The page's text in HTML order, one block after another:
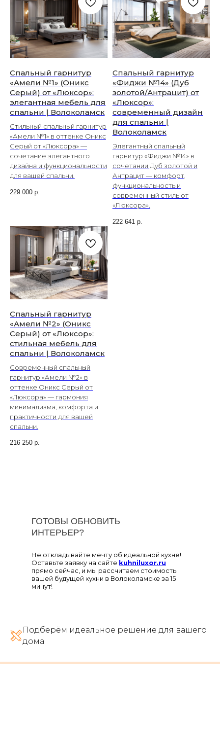
Спальный гарнитур
«Амели №1» (Оникс
Серый) от «Люксор»:
элегантная мебель для
спальни | Волоколамск
Стильный спальный гарнитур
«Амели №1» в оттенке Оникс
Серый от «Люксора» —
сочетание элегантного
дизайна и функциональности
для вашей спальни.
229 000 р.
Спальный гарнитур
«Фиджи №14» (Дуб
золотой/Антрацит) от
«Люксор»:
современный дизайн
для спальни |
Волоколамск
Элегантный спальный
гарнитур «Фиджи №14» в
сочетании Дуб золотой и
Антрацит — комфорт,
функциональность и
современный стиль от
«Люксора».
222 641 р.
Спальный гарнитур
«Амели №2» (Оникс
Серый) от «Люксор»:
стильная мебель для
спальни | Волоколамск
Современный спальный
гарнитур «Амели №2» в
оттенке Оникс Серый от
«Люксора» — гармония
минимализма, комфорта и
практичности для вашей
спальни.
216 250 р.
Не откладывайте мечту об идеальной кухне!
Оставьте заявку на сайте kuhniluxor.ru
прямо сейчас, и мы рассчитаем стоимость
вашей будущей кухни в Волоколамске за 15
минут!
ГОТОВЫ ОБНОВИТЬ
ИНТЕРЬЕР?
Подберём идеальное решение для вашего
дома